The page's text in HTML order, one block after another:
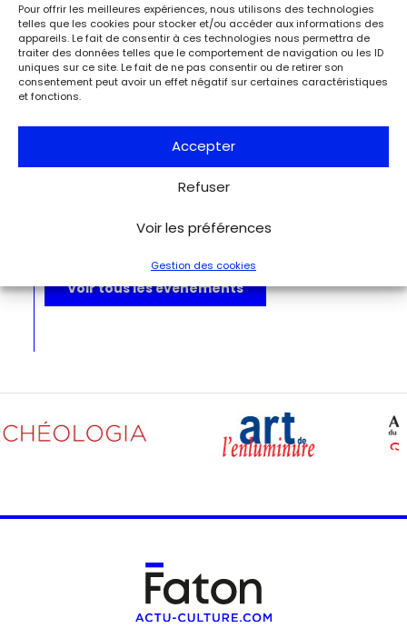
Pour offrir les meilleures expériences, nous utilisons des technologies
telles que les cookies pour stocker et/ou accéder aux informations des
appareils. Le fait de consentir à ces technologies nous permettra de
traiter des données telles que le comportement de navigation ou les ID
uniques sur ce site. Le fait de ne pas consentir ou de retirer son
consentement peut avoir un effet négatif sur certaines caractéristiques
et fonctions.
Accepter
Refuser
Voir les préférences
Gestion des cookies
ÉvénementsDu 25.08.2026 au 21.09.2026
Charles de Gaulle raconte la Libération
de Paris. Lettre à son épouse
Musée de la Libération de Paris – musée du général
Leclerc – musée Jean Moulin
À l’occasion de l’anniversaire de la Libération de Paris, le
musée de la Libération de Paris – musée du général
Leclerc – musée Jean Moulin expose la lettre du 27 août
les événements de la Libération de Paris.
Voir tous les événements